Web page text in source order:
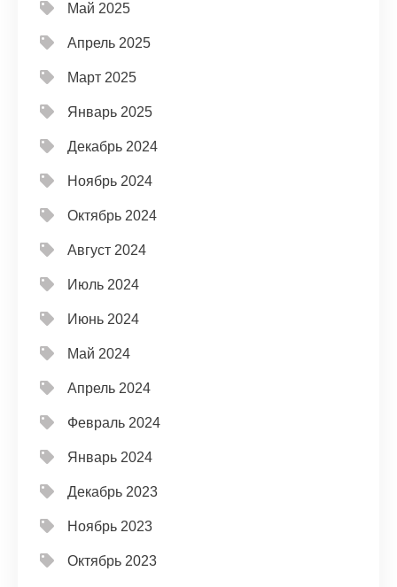
Май 2025
Апрель 2025
Март 2025
Январь 2025
Декабрь 2024
Ноябрь 2024
Октябрь 2024
Август 2024
Июль 2024
Июнь 2024
Май 2024
Апрель 2024
Февраль 2024
Январь 2024
Декабрь 2023
Ноябрь 2023
Октябрь 2023